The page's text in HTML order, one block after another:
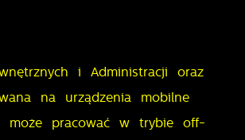
i Administracji oraz
na urządzenia mobilne
może pracować w trybie off-